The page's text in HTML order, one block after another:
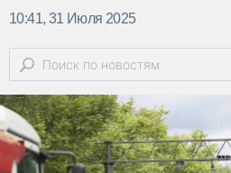
10:41, 31 Июля 2025